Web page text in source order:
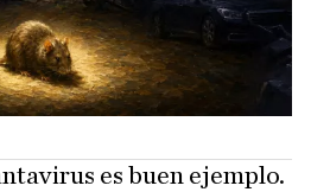
es buen ejemplo.